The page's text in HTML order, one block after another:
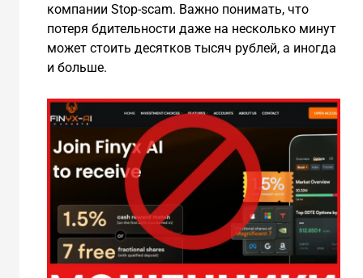
компании Stop-scam. Важно понимать, что
потеря бдительности даже на несколько минут
может стоить десятков тысяч рублей, а иногда
и больше.